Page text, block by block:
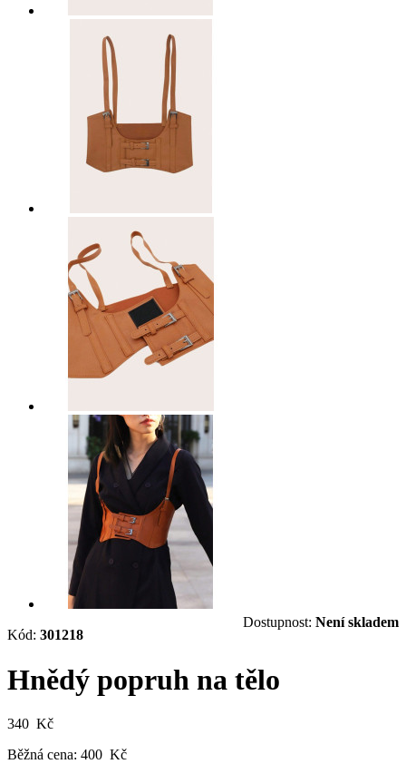
Kód: 301218
Dostupnost: Není skladem
Hnědý popruh na tělo
340 Kč
Běžná cena: 400 Kč